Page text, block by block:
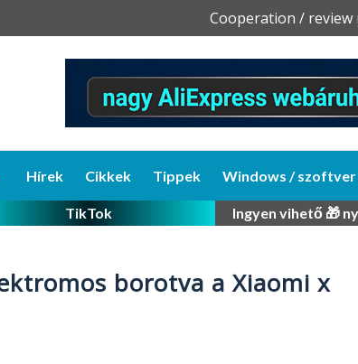
Skip
Cooperation / review
Hírek Cikkek Tippek Windows /
TikTok Ingyen vihető 🎁
borotva a Xiaomi x